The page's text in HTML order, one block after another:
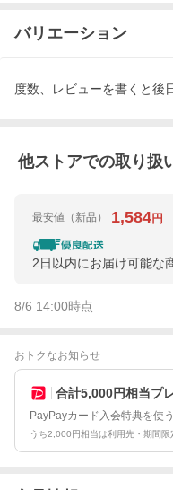
バリエーション
度数、レビューを書くと後
他ストアでの取り扱
最安値 （新品） 1,584円
2日以内にお届け可能な
8/6 14:00時点
おトクなお知らせ
合計5,000円相当プ
PayPayカード入会特典を使
うち2,000円相当は利用先・期間限